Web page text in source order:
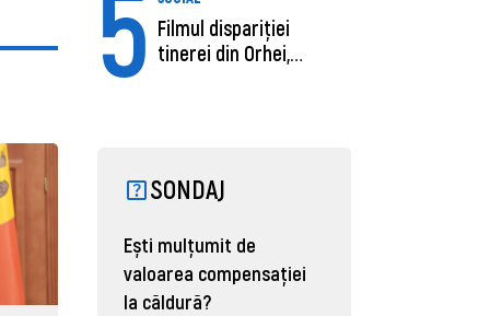
Filmul dispariției
tinerei din Orhei,
SONDAJ
Ești mulțumit de
valoarea compensației
la căldură?